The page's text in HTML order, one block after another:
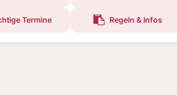
Termine Regeln & Infos